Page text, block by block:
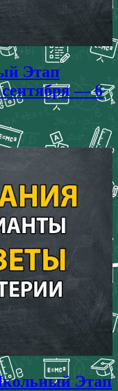
Этап
— 6
Этап